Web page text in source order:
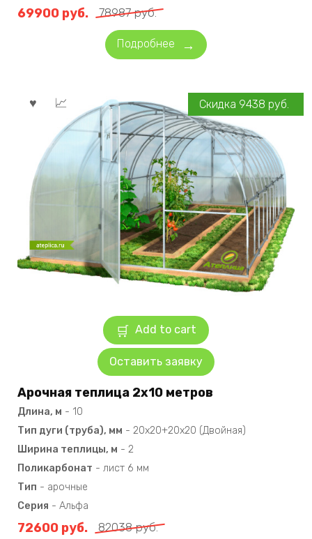
78987руб.
69900 руб.
Подробнее
Add to cart
Оставить заявку
Скидка 9438 руб.
Арочная теплица 2х10 метров
Длина, м - 10
Тип дуги (труба), мм - 20х20+20х20 (Двойная)
Ширина теплицы, м - 2
Поликарбонат - лист 6 мм
Тип - арочные
Серия - Альфа
82038руб.
72600 руб.